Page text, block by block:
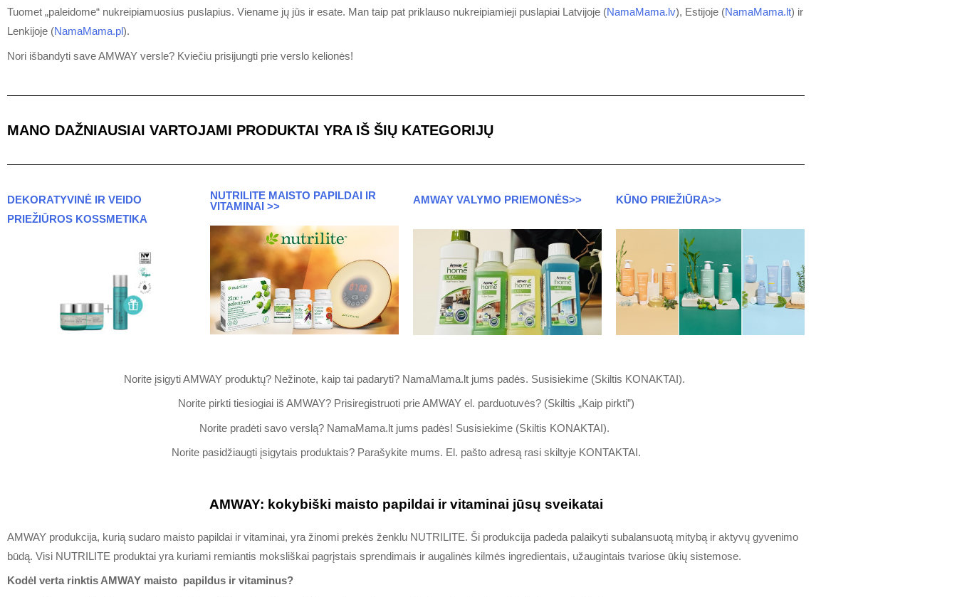
Tuomet „paleidome“ nukreipiamuosius puslapius. Viename jų jūs ir esate. Man taip pat priklauso nukreipiamieji puslapiai Latvijoje (NamaMama.lv), Estijoje (NamaMama.lt) ir
Lenkijoje (NamaMama.pl).
Nori išbandyti save AMWAY versle? Kviečiu prisijungti prie verslo kelionės!
MANO DAŽNIAUSIAI VARTOJAMI PRODUKTAI YRA IŠ ŠIŲ KATEGORIJŲ
DEKORATYVINĖ IR VEIDO
PRIEŽIŪROS KOSSMETIKA
NUTRILITE MAISTO PAPILDAI IR
VITAMINAI >>
AMWAY VALYMO PRIEMONĖS>> KŪNO PRIEŽIŪRA>>
Norite įsigyti AMWAY produktų? Nežinote, kaip tai padaryti? NamaMama.lt jums padės. Susisiekime (Skiltis KONAKTAI).
Norite pirkti tiesiogiai iš AMWAY? Prisiregistruoti prie AMWAY el. parduotuvės? (Skiltis „Kaip pirkti”)
Norite pradėti savo verslą? NamaMama.lt jums padės! Susisiekime (Skiltis KONAKTAI).
Norite pasidžiaugti įsigytais produktais? Parašykite mums. El. pašto adresą rasi skiltyje KONTAKTAI.
AMWAY: kokybiški maisto papildai ir vitaminai jūsų sveikatai
AMWAY produkcija, kurią sudaro maisto papildai ir vitaminai, yra žinomi prekės ženklu NUTRILITE. Ši produkcija padeda palaikyti subalansuotą mitybą ir aktyvų gyvenimo
būdą. Visi NUTRILITE produktai yra kuriami remiantis moksliškai pagrįstais sprendimais ir augalinės kilmės ingredientais, užaugintais tvariose ūkių sistemose.
Kodėl verta rinktis AMWAY maisto papildus ir vitaminus?